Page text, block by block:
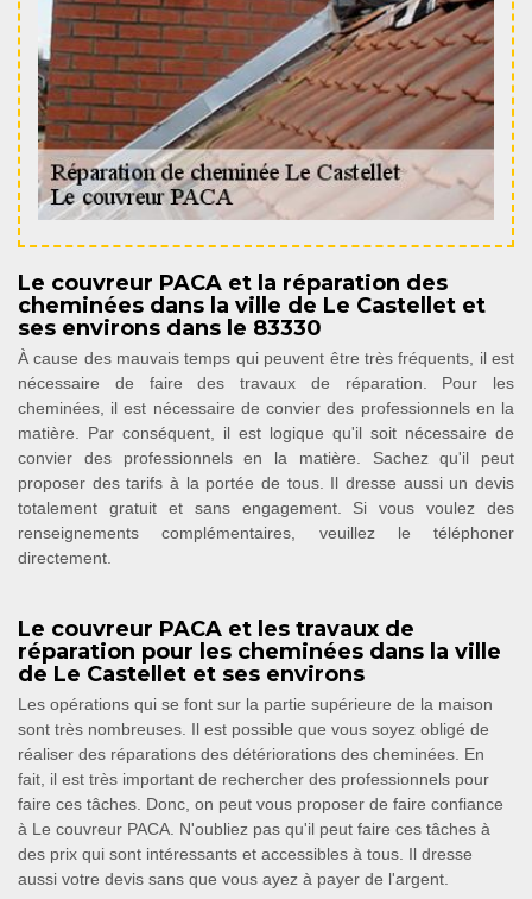
Le couvreur PACA et la réparation des
cheminées dans la ville de Le Castellet et
ses environs dans le 83330
À cause des mauvais temps qui peuvent être très fréquents, il est
nécessaire de faire des travaux de réparation. Pour les
cheminées, il est nécessaire de convier des professionnels en la
matière. Par conséquent, il est logique qu'il soit nécessaire de
convier des professionnels en la matière. Sachez qu'il peut
proposer des tarifs à la portée de tous. Il dresse aussi un devis
totalement gratuit et sans engagement. Si vous voulez des
renseignements complémentaires, veuillez le téléphoner
directement.
Le couvreur PACA et les travaux de
réparation pour les cheminées dans la ville
de Le Castellet et ses environs
Les opérations qui se font sur la partie supérieure de la maison
sont très nombreuses. Il est possible que vous soyez obligé de
réaliser des réparations des détériorations des cheminées. En
fait, il est très important de rechercher des professionnels pour
faire ces tâches. Donc, on peut vous proposer de faire confiance
à Le couvreur PACA. N'oubliez pas qu'il peut faire ces tâches à
des prix qui sont intéressants et accessibles à tous. Il dresse
aussi votre devis sans que vous ayez à payer de l'argent.